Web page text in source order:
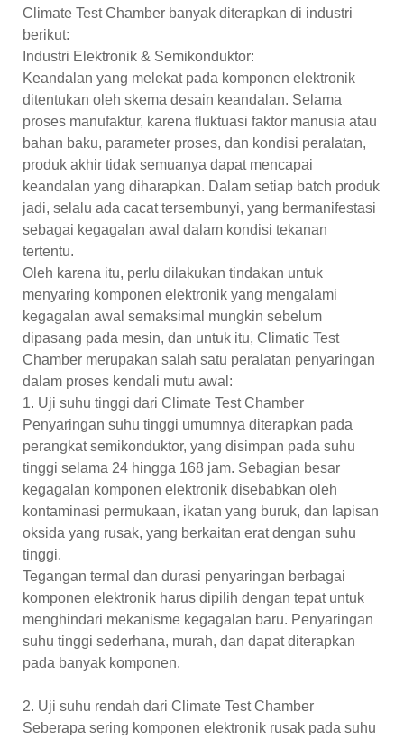
Climate Test Chamber banyak diterapkan di industri
berikut:
Industri Elektronik & Semikonduktor:
Keandalan yang melekat pada komponen elektronik
ditentukan oleh skema desain keandalan. Selama
proses manufaktur, karena fluktuasi faktor manusia atau
bahan baku, parameter proses, dan kondisi peralatan,
produk akhir tidak semuanya dapat mencapai
keandalan yang diharapkan. Dalam setiap batch produk
jadi, selalu ada cacat tersembunyi, yang bermanifestasi
sebagai kegagalan awal dalam kondisi tekanan
tertentu.
Oleh karena itu, perlu dilakukan tindakan untuk
menyaring komponen elektronik yang mengalami
kegagalan awal semaksimal mungkin sebelum
dipasang pada mesin, dan untuk itu, Climatic Test
Chamber merupakan salah satu peralatan penyaringan
dalam proses kendali mutu awal:
1. Uji suhu tinggi dari Climate Test Chamber
Penyaringan suhu tinggi umumnya diterapkan pada
perangkat semikonduktor, yang disimpan pada suhu
tinggi selama 24 hingga 168 jam. Sebagian besar
kegagalan komponen elektronik disebabkan oleh
kontaminasi permukaan, ikatan yang buruk, dan lapisan
oksida yang rusak, yang berkaitan erat dengan suhu
tinggi.
Tegangan termal dan durasi penyaringan berbagai
komponen elektronik harus dipilih dengan tepat untuk
menghindari mekanisme kegagalan baru. Penyaringan
suhu tinggi sederhana, murah, dan dapat diterapkan
pada banyak komponen.
2. Uji suhu rendah dari Climate Test Chamber
Seberapa sering komponen elektronik rusak pada suhu